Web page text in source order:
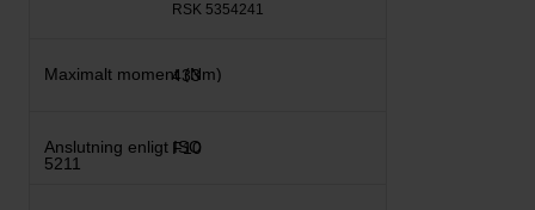
RSK 5354241
433
F10